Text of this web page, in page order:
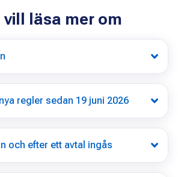
vill läsa mer om
regler sedan 19 juni 2026
och efter ett avtal ingås